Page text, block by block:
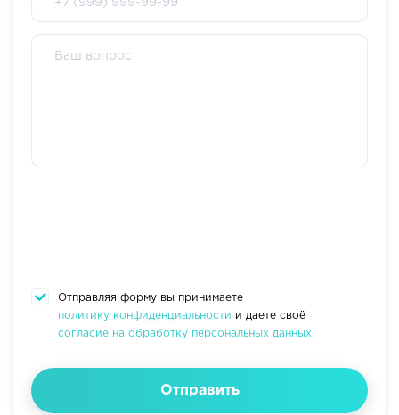
Отправляя форму вы принимаете
политику конфиденциальности и даете своё
согласие на обработку персональных данных.
Отправить